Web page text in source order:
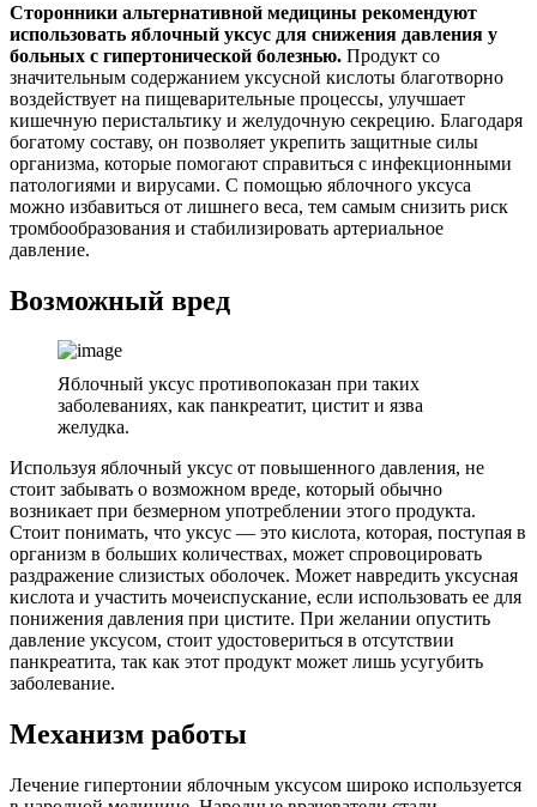
Сторонники альтернативной медицины рекомендуют
использовать яблочный уксус для снижения давления у
больных с гипертонической болезнью. Продукт со
значительным содержанием уксусной кислоты благотворно
воздействует на пищеварительные процессы, улучшает
кишечную перистальтику и желудочную секрецию. Благодаря
богатому составу, он позволяет укрепить защитные силы
организма, которые помогают справиться с инфекционными
патологиями и вирусами. С помощью яблочного уксуса
можно избавиться от лишнего веса, тем самым снизить риск
тромбообразования и стабилизировать артериальное
давление.
Возможный вред
Яблочный уксус противопоказан при таких
заболеваниях, как панкреатит, цистит и язва
желудка.
Используя яблочный уксус от повышенного давления, не
стоит забывать о возможном вреде, который обычно
возникает при безмерном употреблении этого продукта.
Стоит понимать, что уксус — это кислота, которая, поступая в
организм в больших количествах, может спровоцировать
раздражение слизистых оболочек. Может навредить уксусная
кислота и участить мочеиспускание, если использовать ее для
понижения давления при цистите. При желании опустить
давление уксусом, стоит удостовериться в отсутствии
панкреатита, так как этот продукт может лишь усугубить
заболевание.
Механизм работы
Лечение гипертонии яблочным уксусом широко используется